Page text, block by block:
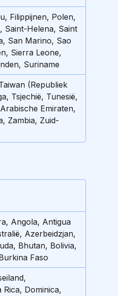
Filippijnen, Polen,
Saint-Helena, Saint
San Marino, Sao
Sierra Leone,
Suriname
(Republiek
Tsjechië, Tunesië,
Emiraten,
Zambia, Zuid-
Angola, Antigua
Azerbeidzjan,
Bhutan, Bolivia,
Faso
Rica, Dominica,